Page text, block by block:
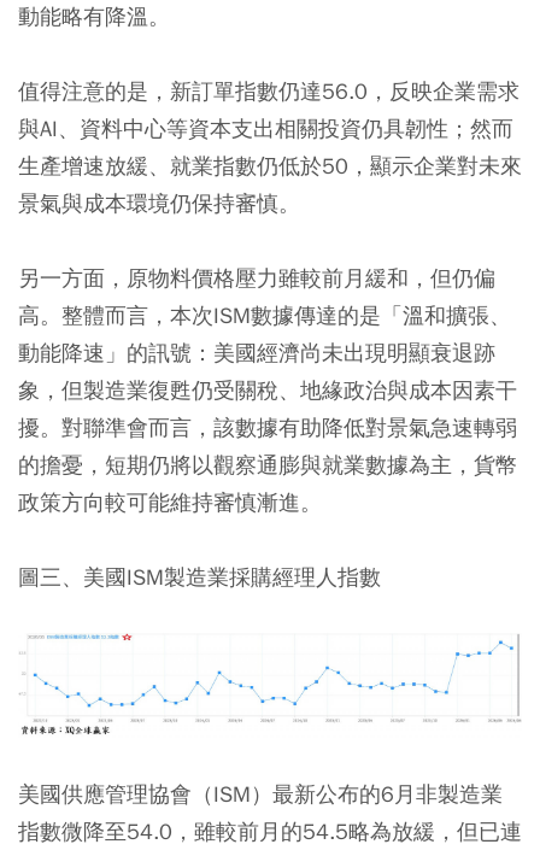
動能略有降溫。
值得注意的是，新訂單指數仍達56.0，反映企業需求
與AI、資料中心等資本支出相關投資仍具韌性；然而
生產增速放緩、就業指數仍低於50，顯示企業對未來
景氣與成本環境仍保持審慎。
另一方面，原物料價格壓力雖較前月緩和，但仍偏
高。整體而言，本次ISM數據傳達的是「溫和擴張、
動能降速」的訊號：美國經濟尚未出現明顯衰退跡
象，但製造業復甦仍受關稅、地緣政治與成本因素干
擾。對聯準會而言，該數據有助降低對景氣急速轉弱
的擔憂，短期仍將以觀察通膨與就業數據為主，貨幣
政策方向較可能維持審慎漸進。
圖三、美國ISM製造業採購經理人指數
美國供應管理協會（ISM）最新公布的6月非製造業
指數微降至54.0，雖較前月的54.5略為放緩，但已連